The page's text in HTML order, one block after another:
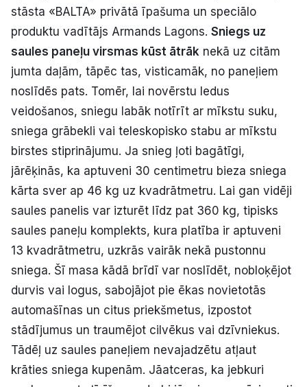
stāsta «BALTA» privātā īpašuma un speciālo
produktu vadītājs Armands Lagons. Sniegs uz
saules paneļu virsmas kūst ātrāk nekā uz citām
jumta daļām, tāpēc tas, visticamāk, no paneļiem
noslīdēs pats. Tomēr, lai novērstu ledus
veidošanos, sniegu labāk notīrīt ar mīkstu suku,
sniega grābekli vai teleskopisko stabu ar mīkstu
birstes stiprinājumu. Ja snieg ļoti bagātīgi,
jārēķinās, ka aptuveni 30 centimetru bieza sniega
kārta sver ap 46 kg uz kvadrātmetru. Lai gan vidēji
saules panelis var izturēt līdz pat 360 kg, tipisks
saules paneļu komplekts, kura platība ir aptuveni
13 kvadrātmetru, uzkrās vairāk nekā pustonnu
sniega. Šī masa kādā brīdī var noslīdēt, nobloķējot
durvis vai logus, sabojājot pie ēkas novietotās
automašīnas un citus priekšmetus, izpostot
stādījumus un traumējot cilvēkus vai dzīvniekus.
Tādēļ uz saules paneļiem nevajadzētu atļaut
krāties sniega kupenām. Jāatceras, ka jebkuri